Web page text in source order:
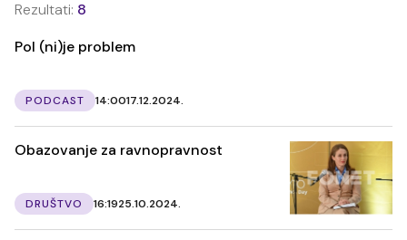
Rezultati: 8
Pol (ni)je problem
PODCAST 14:0017.12.2024.
Obazovanje za ravnopravnost
DRUŠTVO 16:1925.10.2024.